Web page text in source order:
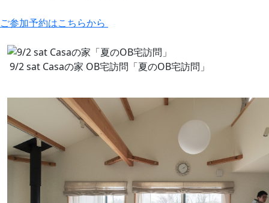
ご参加予約はこちらから
9/2 sat Casaの家 OB宅訪問「夏のOB宅訪問」